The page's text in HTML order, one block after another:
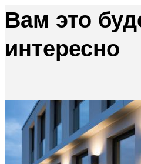
Вам это
интересно